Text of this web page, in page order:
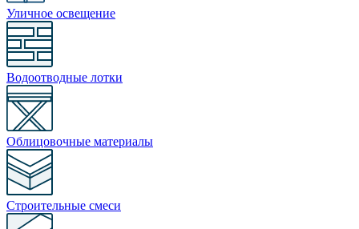
Уличное освещение
Водоотводные лотки
Облицовочные материалы
Строительные смеси